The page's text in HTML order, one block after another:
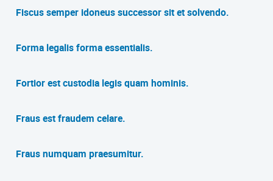
Fiscus semper idoneus successor sit et solvendo.
Forma legalis forma essentialis.
Fortior est custodia legis quam hominis.
Fraus est fraudem celare.
Fraus numquam praesumitur.